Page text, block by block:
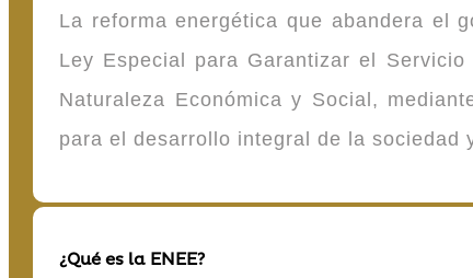
La reforma energética que abandera el
Ley Especial para Garantizar el
Naturaleza Económica y Social,
para el desarrollo integral de la sociedad
¿Qué es la ENEE?